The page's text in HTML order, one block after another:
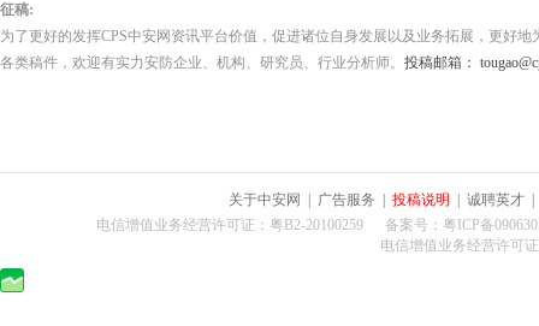
征稿:
为了更好的发挥CPS中安网资讯平台价值，促进诸位自身发展以及业务拓展，更好
各类稿件，欢迎有实力安防企业、机构、研究员、行业分析师。 投稿邮箱：
关于中安网 广告服务 投稿说明 诚聘英才
电信增值业务经营许可证：粤B2-20100259 备案号：粤ICP备
电信增值业务经营许可